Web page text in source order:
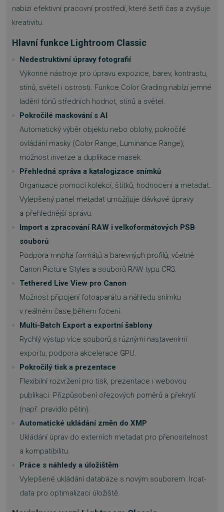
nabízí efektivní pracovní prostředí, které šetří čas a zvyšuje
kreativitu.
Hlavní funkce Lightroom Classic
Nedestruktivní úpravy fotografií
Výkonné nástroje pro úpravu expozice, barev, kontrastu,
stínů, světel i ostrosti. Funkce Color Grading nabízí jemné
ladění tónů středních hodnot, stínů a světel.
Pokročilé maskování s AI
Automatický výběr objektu nebo oblohy, pokročilé
ovládání masky (Color Range, Luminance Range),
možnost inverze a duplikace masek.
Přehledná správa a katalogizace snímků
Organizace pomocí kolekcí, štítků, hodnocení a metadat.
Vylepšený panel metadat umožňuje dávkové úpravy
a přehlednější správu.
Import a zpracování RAW i velkoformátových PSB
souborů
Podpora mnoha formátů a barevných profilů, včetně
Canon Picture Styles a souborů RAW typu CR3.
Tethered Live View pro Canon
Možnost připojení fotoaparátu a náhledu snímku
v reálném čase během focení.
Multi-Batch Export a exportní šablony
Rychlý výstup více souborů s různými nastaveními
exportu, podpora akcelerace GPU.
Pokročilý tisk a prezentace
Flexibilní rozvržení pro tisk, prezentace i webovou
publikaci. Přizpůsobení ořezových poměrů a překrytí
(např. pravidlo pětin).
Automatické ukládání změn do XMP
Ukládání úprav do externích metadat pro přenositelnost
a kompatibilitu.
Práce s náhledy a úložištěm
Vylepšené ukládání databáze s novým souborem .lrcat-
data pro optimalizaci úložiště.